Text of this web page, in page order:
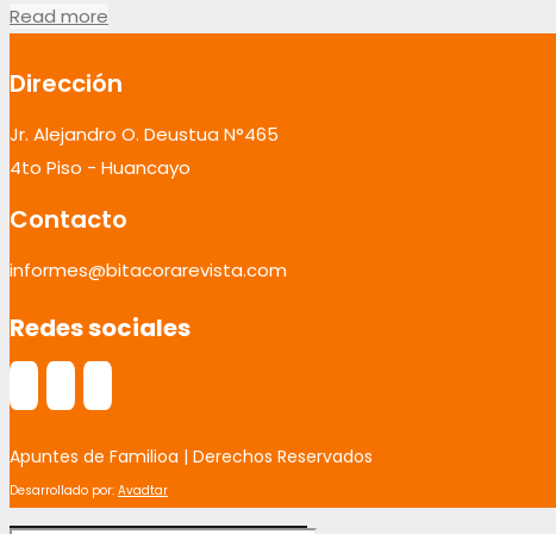
Read more
Dirección
Jr. Alejandro O. Deustua N°465
4to Piso - Huancayo
Contacto
informes@bitacorarevista.com
Redes sociales
Apuntes de Familioa | Derechos Reservados
Desarrollado por: Avadtar